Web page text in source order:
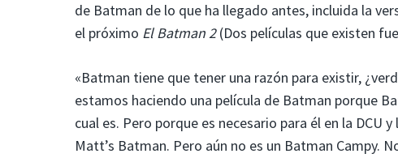
de Batman de lo que ha llegado antes, incluida la
el próximo El Batman 2(Dos películas que existen
«Batman tiene que tener una razón para existir,
estamos haciendo una película de Batman porque
cual es. Pero porque es necesario para él en la
Matt’s Batman. Pero aún no es un Batman Campy.